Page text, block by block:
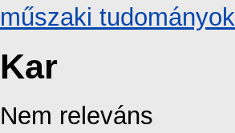
műszaki tudományok
Kar
Nem releváns